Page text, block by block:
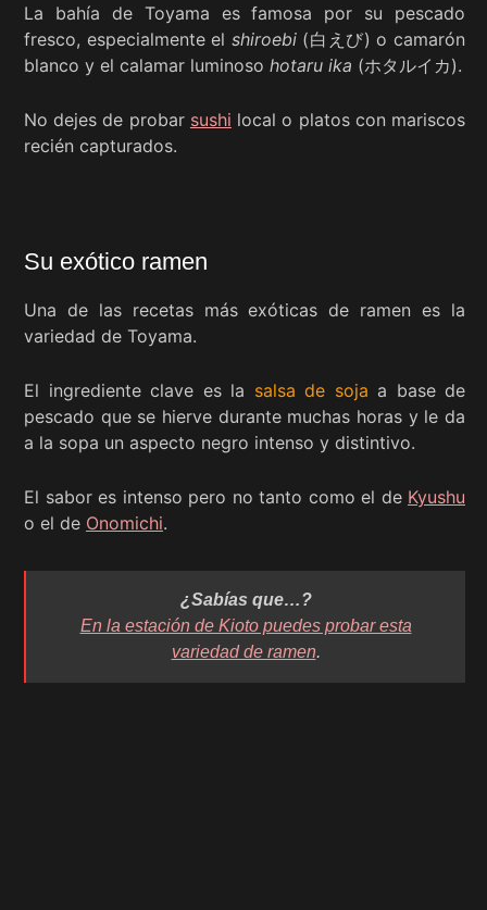
La bahía de Toyama es famosa por su pescado
fresco, especialmente el shiroebi(白えび) o camarón
blanco y el calamar luminoso hotaru ika (ホタルイカ).
No dejes de probar sushi local o platos con mariscos
recién capturados.
Su exótico ramen
Una de las recetas más exóticas de ramen es la
variedad de Toyama.
El ingrediente clave es la salsa de soja a base de
pescado que se hierve durante muchas horas y le da
a la sopa un aspecto negro intenso y distintivo.
El sabor es intenso pero no tanto como el de Kyushu
o el de Onomichi.
¿Sabías que…?
En la estación de Kioto puedes probar esta
variedad de ramen.